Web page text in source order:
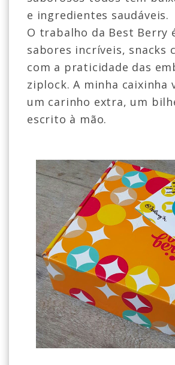
e ingredientes saudáveis.
O trabalho da Best Berry
sabores incríveis, snacks
com a praticidade das
ziplock. A minha caixinha
um carinho extra, um
escrito à mão.